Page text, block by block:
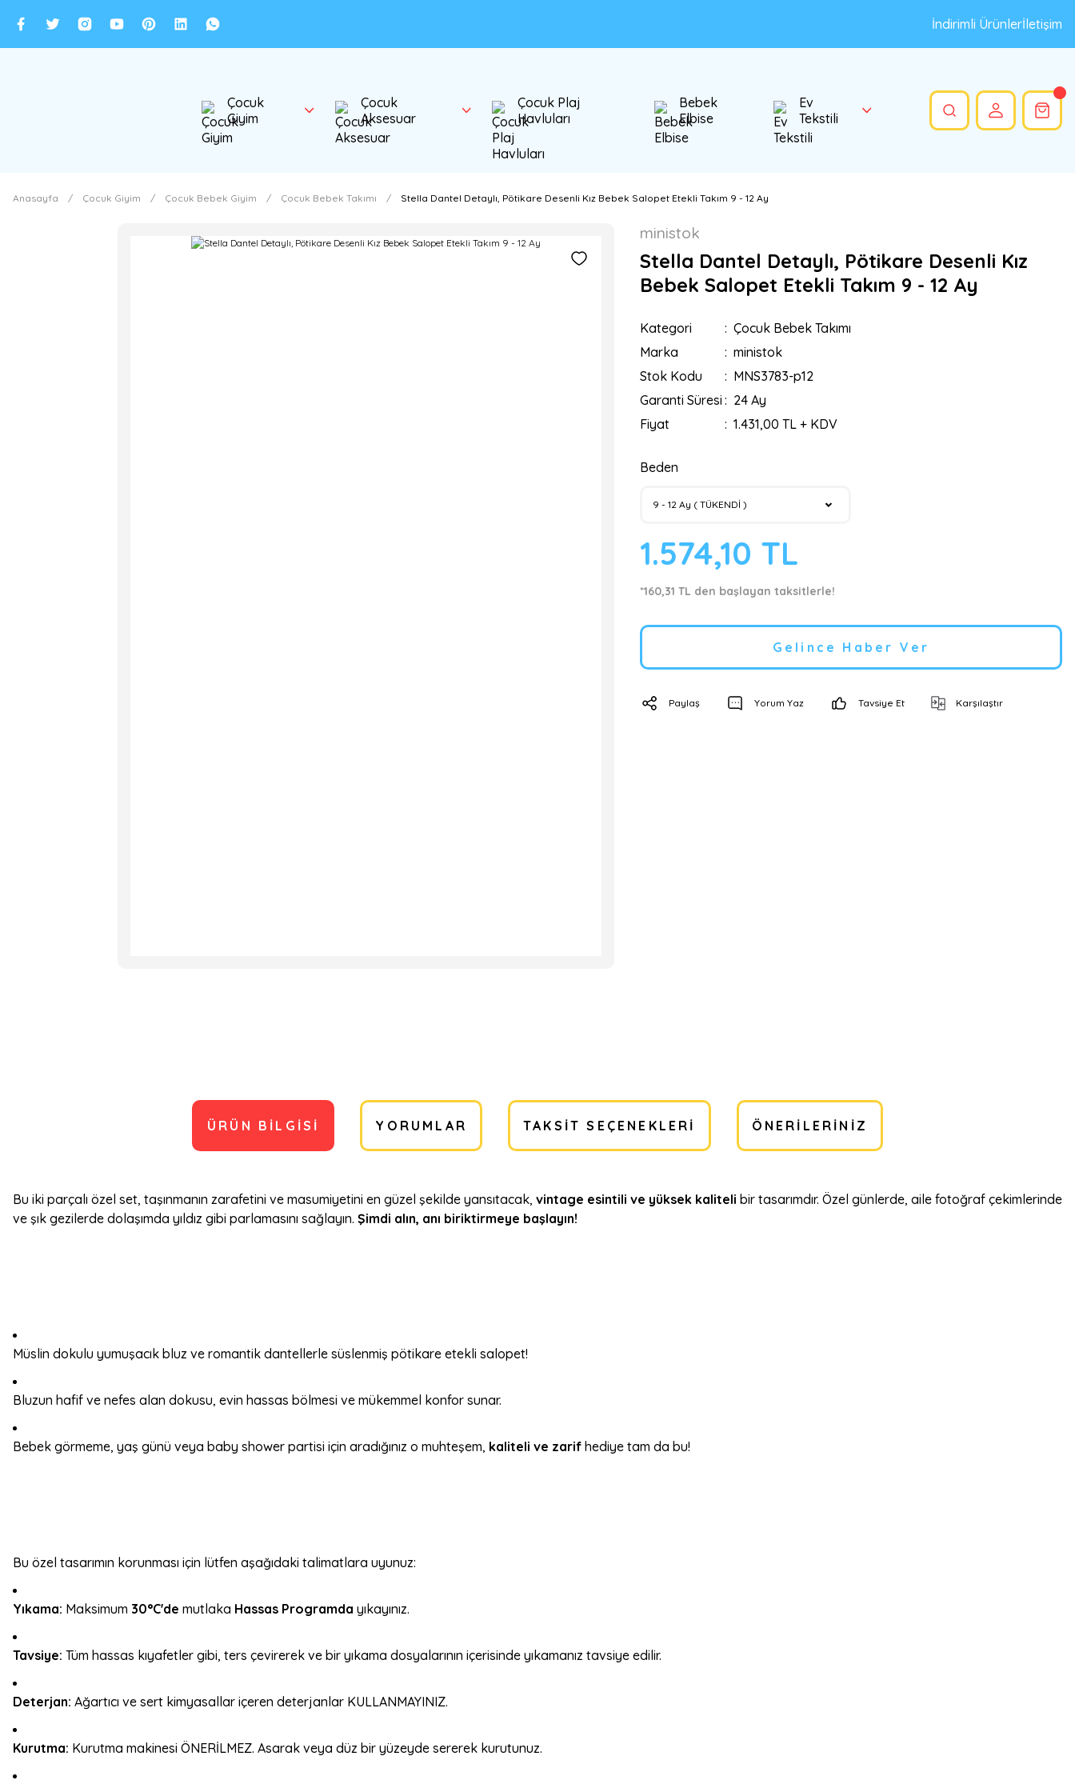
İndirimli Ürünlerİletişim
Çocuk
Giyim
Çocuk
Aksesuar
Çocuk Plaj
Havluları
Bebek
Elbise
Ev
Tekstili
Anasayfa Çocuk Giyim Çocuk Bebek Giyim Çocuk Bebek Takımı Stella Dantel Detaylı, Pötikare Desenli Kız Bebek Salopet Etekli Takım 9 - 12 Ay
ministok
Stella Dantel Detaylı, Pötikare Desenli Kız
Bebek Salopet Etekli Takım 9 - 12 Ay
Kategori
Çocuk Bebek Takımı
Marka
ministok
Stok Kodu
MNS3783-p12
Garanti Süresi
24 Ay
Fiyat
1.431,00 TL + KDV
Beden
1.574,10 TL
*160,31 TL den başlayan taksitlerle!
Gelince Haber Ver
Paylaş Yorum Yaz Tavsiye Et Karşılaştır
ÜRÜN BILGISI YORUMLAR TAKSIT SEÇENEKLERI ÖNERILERINIZ
Bu iki parçalı özel set, taşınmanın zarafetini ve masumiyetini en güzel şekilde yansıtacak, vintage esintili ve yüksek kaliteli bir tasarımdır. Özel günlerde, aile fotoğraf çekimlerinde
ve şık gezilerde dolaşımda yıldız gibi parlamasını sağlayın. Şimdi alın, anı biriktirmeye başlayın!
Müslin dokulu yumuşacık bluz ve romantik dantellerle süslenmiş pötikare etekli salopet!
Bluzun hafif ve nefes alan dokusu, evin hassas bölmesi ve mükemmel konfor sunar.
Bebek görmeme, yaş günü veya baby shower partisi için aradığınız o muhteşem, kaliteli ve zarif hediye tam da bu!
Bu özel tasarımın korunması için lütfen aşağıdaki talimatlara uyunuz:
Yıkama: Maksimum 30°C'de mutlaka Hassas Programda yıkayınız.
Tavsiye: Tüm hassas kıyafetler gibi, ters çevirerek ve bir yıkama dosyalarının içerisinde yıkamanız tavsiye edilir.
Deterjan: Ağartıcı ve sert kimyasallar içeren deterjanlar KULLANMAYINIZ.
Kurutma: Kurutma makinesi ÖNERİLMEZ. Asarak veya düz bir yüzeyde sererek kurutunuz.